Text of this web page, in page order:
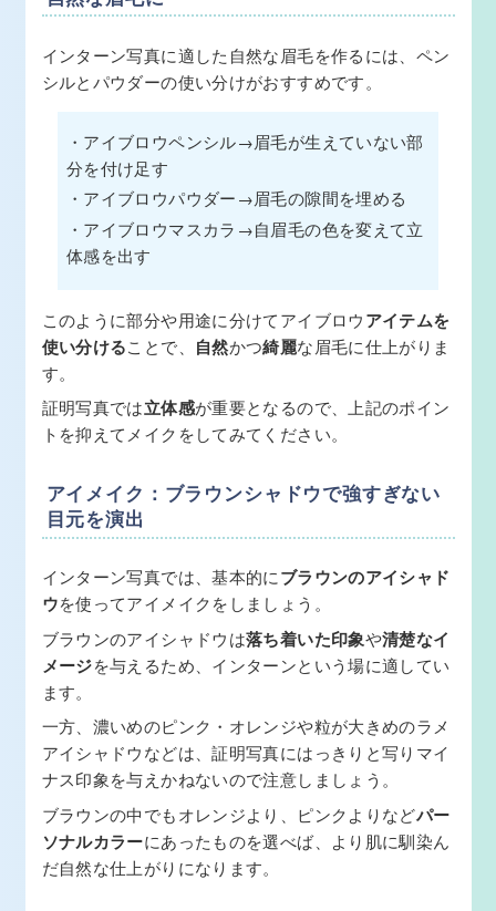
インターン写真に適した自然な眉毛を作るには、ペン
シルとパウダーの使い分けがおすすめです。
・アイブロウペンシル→眉毛が生えていない部
分を付け足す
・アイブロウパウダー→眉毛の隙間を埋める
・アイブロウマスカラ→自眉毛の色を変えて立
体感を出す
このように部分や用途に分けてアイブロウアイテムを
使い分けることで、 自然かつ綺麗な眉毛に仕上がりま
す。
証明写真では立体感が重要となるので、上記のポイン
トを抑えてメイクをしてみてください。
アイメイク：ブラウンシャドウで強すぎない
目元を演出
インターン写真では、基本的にブラウンのアイシャド
ウを使ってアイメイクをしましょう。
ブラウンのアイシャドウは落ち着いた印象や清楚なイ
メージを与えるため、インターンという場に適してい
ます。
一方、濃いめのピンク・オレンジや粒が大きめのラメ
アイシャドウなどは、証明写真にはっきりと写りマイ
ナス印象を与えかねないので注意しましょう。
ブラウンの中でもオレンジより、ピンクよりなどパー
ソナルカラーにあったものを選べば、より肌に馴染ん
だ自然な仕上がりになります。